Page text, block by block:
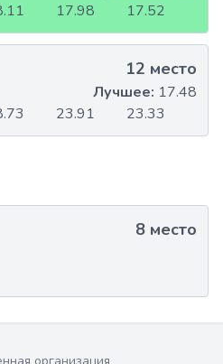
17.98 17.52
12 место
23.91 23.33
Лучшее: 17.48
8 место